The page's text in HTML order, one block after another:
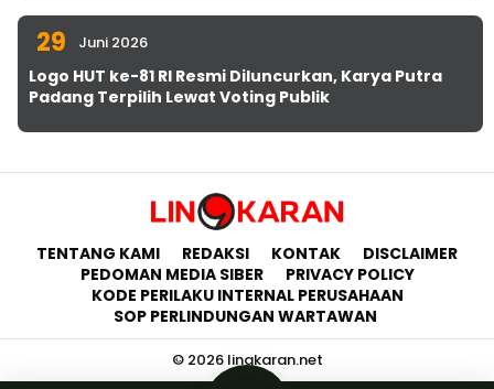
29 Juni 2026
Logo HUT ke-81 RI Resmi Diluncurkan, Karya Putra
Padang Terpilih Lewat Voting Publik
TENTANG KAMI REDAKSI KONTAK
DISCLAIMER
PEDOMAN MEDIA SIBER
PRIVACY POLICY
KODE PERILAKU INTERNAL PERUSAHAAN
SOP PERLINDUNGAN WARTAWAN
© 2026 lingkaran.net